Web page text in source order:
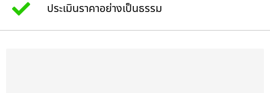
ประเมินราคาอย่างเป็นธรรม